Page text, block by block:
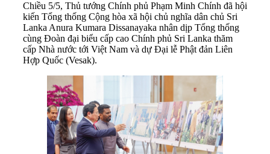
Chiều 5/5, Thủ tướng Chính phủ Phạm Minh Chính đã hội
kiến Tổng thống Cộng hòa xã hội chủ nghĩa dân chủ Sri
Lanka Anura Kumara Dissanayaka nhân dịp Tổng thống
cùng Đoàn đại biểu cấp cao Chính phủ Sri Lanka thăm
cấp Nhà nước tới Việt Nam và dự Đại lễ Phật đản Liên
Hợp Quốc (Vesak).